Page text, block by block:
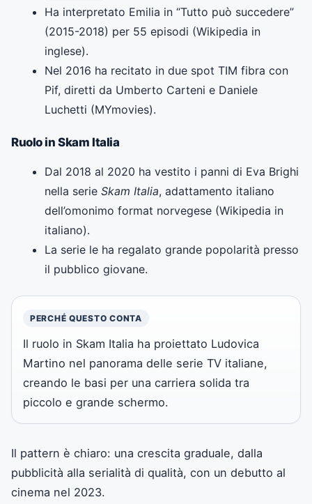
Ha interpretato Emilia in “Tutto può succedere”
(2015-2018) per 55 episodi (Wikipedia in
inglese).
Nel 2016 ha recitato in due spot TIM fibra con
Pif, diretti da Umberto Carteni e Daniele
Luchetti (MYmovies).
Ruolo in Skam Italia
Dal 2018 al 2020 ha vestito i panni di Eva Brighi
nella serie Skam Italia, adattamento italiano
dell’omonimo format norvegese (Wikipedia in
italiano).
La serie le ha regalato grande popolarità presso
il pubblico giovane.
PERCHÉ QUESTO CONTA
Il ruolo in Skam Italia ha proiettato Ludovica
Martino nel panorama delle serie TV italiane,
creando le basi per una carriera solida tra
piccolo e grande schermo.
Il pattern è chiaro: una crescita graduale, dalla
pubblicità alla serialità di qualità, con un debutto al
cinema nel 2023.